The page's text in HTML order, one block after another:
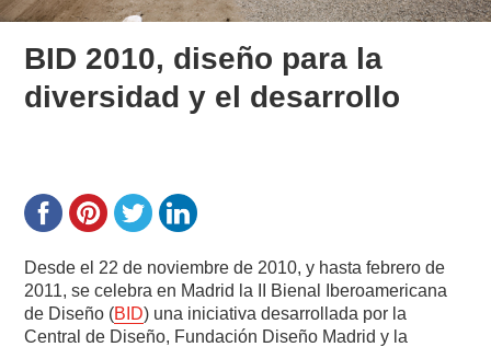
BID 2010, diseño para la
diversidad y el desarrollo
Desde el 22 de noviembre de 2010, y hasta febrero de
2011, se celebra en Madrid la II Bienal Iberoamericana
de Diseño (BID) una iniciativa desarrollada por la
Central de Diseño, Fundación Diseño Madrid y la